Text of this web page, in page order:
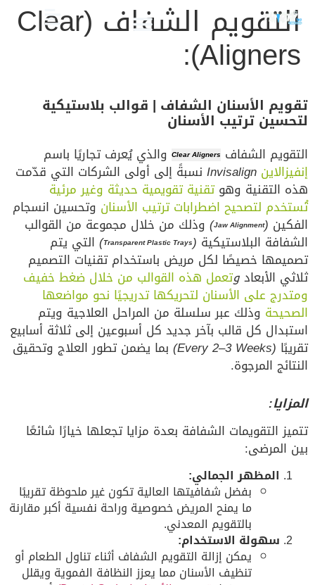
التقويم الشفاف (Clear
Aligners):
تقويم الأسنان الشفاف | قوالب بلاستيكية
لتحسين ترتيب الأسنان
التقويم الشفاف Clear Aligners والذي يُعرف تجاريًا باسم
إنفيزالاين نسبةً إلى أولى الشركات التي قدّمت
هذه التقنية وهوتقنية تقويمية حديثة وغير مرئية
تُستخدم لتصحيح اضطرابات ترتيب الأسنان وتحسين انسجام
الفكين (
Jaw Alignment
) وذلك من خلال مجموعة من القوالب
الشفافة البلاستيكية (
Transparent Plastic Trays
) التي يتم
تصميمها خصيصًا لكل مريض باستخدام تقنيات التصميم
ثلاثي الأبعادوتعمل هذه القوالب من خلال ضغط خفيف
ومتدرج على الأسنان لتحريكها تدريجيًا نحو مواضعها
الصحيحة وذلك عبر سلسلة من المراحل العلاجية ويتم
استبدال كل قالب بآخر جديد كل أسبوعين إلى ثلاثة أسابيع
تقريبًا (Every 2–3 Weeks) بما يضمن تطور العلاج وتحقيق
النتائج المرجوة.
المزايا:
تتميز التقويمات الشفافة بعدة مزايا تجعلها خيارًا شائعًا
بين المرضى:
المظهر الجمالي:
بفضل شفافيتها العالية تكون غير ملحوظة تقريبًا
ما يمنح المريض خصوصية وراحة نفسية أكبر مقارنة
بالتقويم المعدني.
سهولة الاستخدام:
يمكن إزالة التقويم الشفاف أثناء تناول الطعام أو
تنظيف الأسنان مما يعزز النظافة الفموية ويقلل